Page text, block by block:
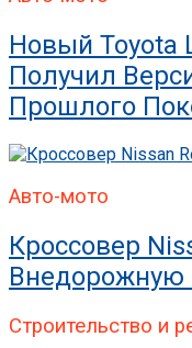
Новый Toyota
Получил
Прошлого
Авто-мото
Кроссовер
Внедорожную
Строительство и